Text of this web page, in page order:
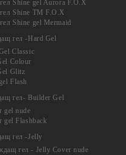
Shine gel Aurora F.O.X
Shine TM F.O.X
Shine gel Mermaid
гел -Hard Gel
Classic
Colour
Glitz
Flash
гел- Builder Gel
gel nude
gel Flashback
гел -Jelly
гел - Jelly Cover nude